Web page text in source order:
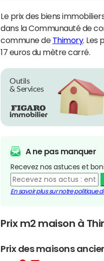
Le prix des biens
dans la Communauté de
commune de Thimory. Les
17 euros du mètre carré.
Outils
& Services
A ne pas manquer
Recevez nos astuces et
En savoir plus sur notre politique
Prix m2 maison à
Prix des maisons